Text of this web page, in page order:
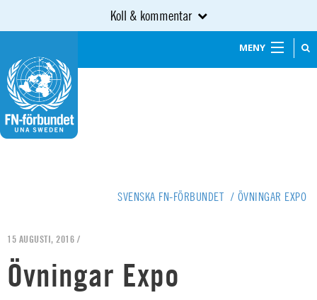
Koll & kommentar
MENY
SVENSKA FN-FÖRBUNDET / ÖVNINGAR EXPO
15 AUGUSTI, 2016 /
Övningar Expo